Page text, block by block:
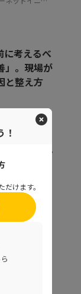
に考えるべ
」。現場が
と整え方
の目で守れ
がガバナ
る理由
脆弱性
理由
す”方法
セキュリティ
けます。